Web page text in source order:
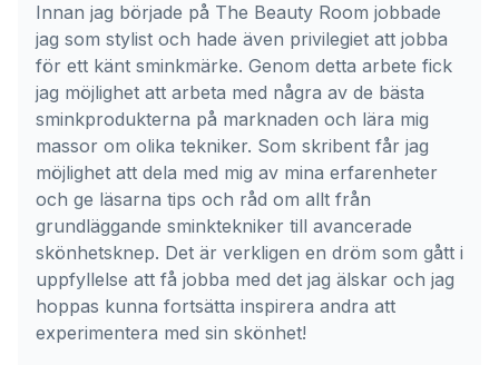
Innan jag började på The Beauty Room jobbade
jag som stylist och hade även privilegiet att jobba
för ett känt sminkmärke. Genom detta arbete fick
jag möjlighet att arbeta med några av de bästa
sminkprodukterna på marknaden och lära mig
massor om olika tekniker. Som skribent får jag
möjlighet att dela med mig av mina erfarenheter
och ge läsarna tips och råd om allt från
grundläggande sminktekniker till avancerade
skönhetsknep. Det är verkligen en dröm som gått i
uppfyllelse att få jobba med det jag älskar och jag
hoppas kunna fortsätta inspirera andra att
experimentera med sin skönhet!